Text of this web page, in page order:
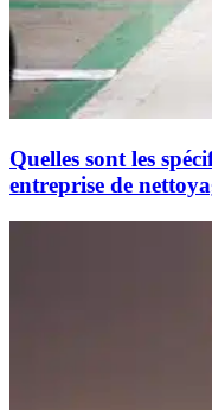
Quelles sont les
entreprise de